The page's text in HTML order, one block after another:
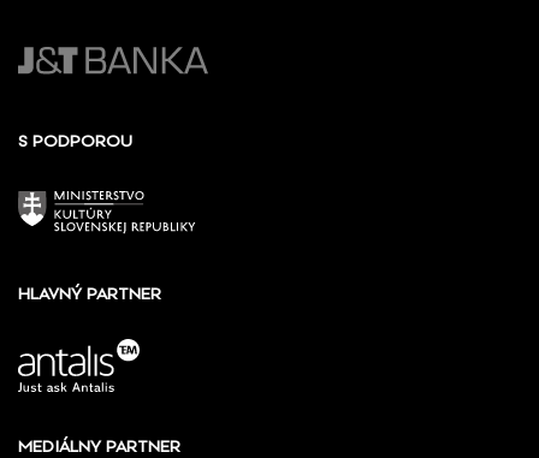
S PODPOROU
HLAVNÝ PARTNER
MEDIÁLNY PARTNER